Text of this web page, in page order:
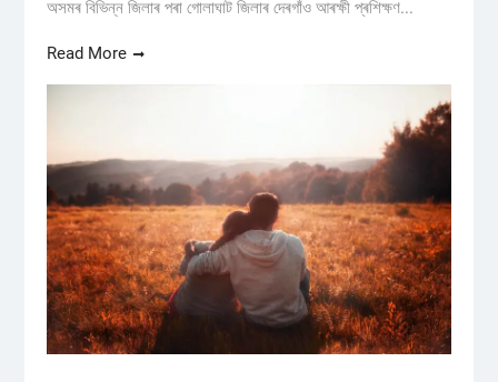
অসমৰ বিভিন্ন জিলাৰ পৰা গোলাঘাট জিলাৰ দেৰগাঁও আৰক্ষী প্ৰশিক্ষণ...
Read More